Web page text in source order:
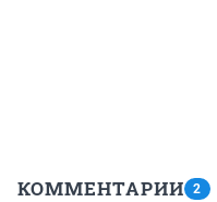
КОММЕНТАРИИ 2